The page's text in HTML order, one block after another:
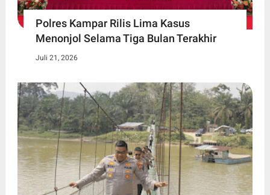
Polres Kampar Rilis Lima Kasus
Menonjol Selama Tiga Bulan Terakhir
Juli 21, 2026